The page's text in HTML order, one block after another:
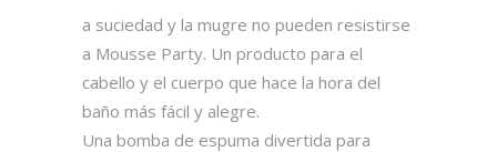
a suciedad y la mugre no pueden resistirse
a Mousse Party. Un producto para el
cabello y el cuerpo que hace la hora del
baño más fácil y alegre.
Una bomba de espuma divertida para